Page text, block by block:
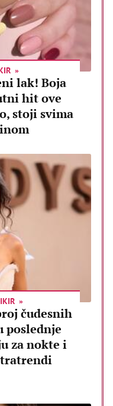
lak! Boja
hit ove
stoji svima
čudesnih
poslednje
za nokte i